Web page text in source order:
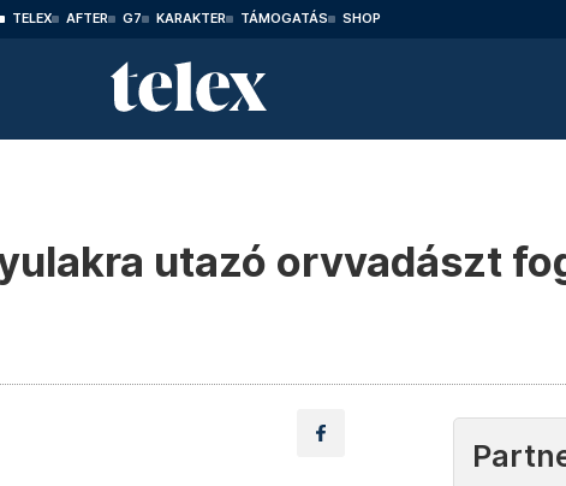
TELEX AFTER G7 KARAKTER TÁMOGATÁS SHOP
utazó orvvadászt